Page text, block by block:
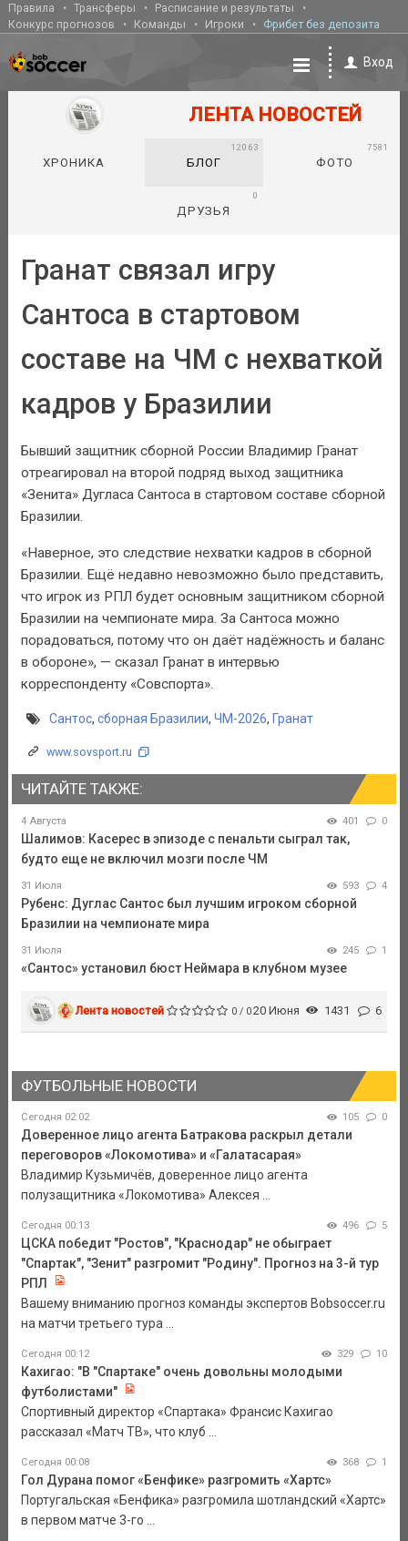
Правила Трансферы
Расписание и результаты
Конкурс прогнозов
Команды Игроки Фрибет без депозита
Вход
ЛЕНТА НОВОСТЕЙ
ХРОНИКА БЛОГ
12063
ФОТО
7581
ДРУЗЬЯ
0
Гранат связал игру
Сантоса в стартовом
составе на ЧМ с нехваткой
кадров у Бразилии
Бывший защитник сборной России Владимир Гранат
отреагировал на второй подряд выход защитника
«Зенита» Дугласа Сантоса в стартовом составе сборной
Бразилии.
«Наверное, это следствие нехватки кадров в сборной
Бразилии. Ещё недавно невозможно было представить,
что игрок из РПЛ будет основным защитником сборной
Бразилии на чемпионате мира. За Сантоса можно
порадоваться, потому что он даёт надёжность и баланс
в обороне», — сказал Гранат в интервью
корреспонденту «Совспорта».
Сантос, сборная Бразилии, ЧМ-2026, Гранат
www.sovsport.ru
ЧИТАЙТЕ ТАКЖЕ:
4 Августа 401 0
Шалимов: Касерес в эпизоде с пенальти сыграл так,
будто еще не включил мозги после ЧМ
31 Июля 593 4
Рубенс: Дуглас Сантос был лучшим игроком сборной
Бразилии на чемпионате мира
31 Июля 245 1
«Сантос» установил бюст Неймара в клубном музее
Лента новостей 0 / 020 Июня 1431 6
ФУТБОЛЬНЫЕ НОВОСТИ
Сегодня 02:02 105 0
Доверенное лицо агента Батракова раскрыл детали
переговоров «Локомотива» и «Галатасарая»
Владимир Кузьмичёв, доверенное лицо агента
полузащитника «Локомотива» Алексея ...
Сегодня 00:13 496 5
ЦСКА победит "Ростов", "Краснодар" не обыграет
"Спартак", "Зенит" разгромит "Родину". Прогноз на 3-й тур
РПЛ
Вашему вниманию прогноз команды экспертов Bobsoccer.ru
на матчи третьего тура ...
Сегодня 00:12 329 10
Кахигао: "В "Спартаке" очень довольны молодыми
футболистами"
Спортивный директор «Спартака» Франсис Кахигао
рассказал «Матч ТВ», что клуб ...
Сегодня 00:08 368 1
Гол Дурана помог «Бенфике» разгромить «Хартс»
Португальская «Бенфика» разгромила шотландский «Хартс»
в первом матче 3-го ...